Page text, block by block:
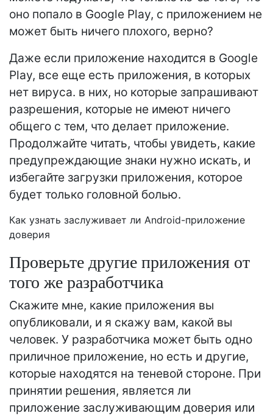
оно попало в Google Play, с приложением не
может быть ничего плохого, верно?
Даже если приложение находится в Google
Play, все еще есть приложения, в которых
нет вируса. в них, но которые запрашивают
разрешения, которые не имеют ничего
общего с тем, что делает приложение.
Продолжайте читать, чтобы увидеть, какие
предупреждающие знаки нужно искать, и
избегайте загрузки приложения, которое
будет только головной болью.
Как узнать заслуживает ли Android-приложение
доверия
Проверьте другие приложения от
того же разработчика
Скажите мне, какие приложения вы
опубликовали, и я скажу вам, какой вы
человек. У разработчика может быть одно
приличное приложение, но есть и другие,
которые находятся на теневой стороне. При
принятии решения, является ли
приложение заслуживающим доверия или